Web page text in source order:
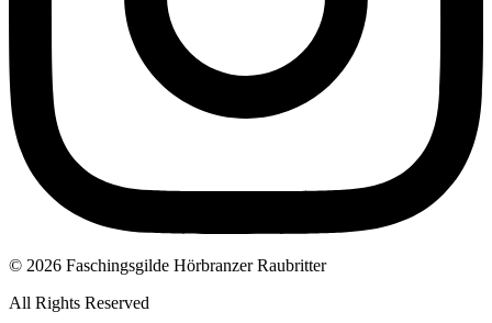
© 2026 Faschingsgilde Hörbranzer Raubritter
All Rights Reserved